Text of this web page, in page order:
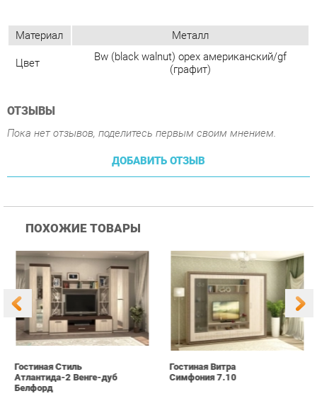
ОТЗЫВЫ
Пока нет отзывов, поделитесь первым своим мнением.
Купить
Гостиная Стиль
Атлантида-2 Венге-дуб
Белфорд
25 190 ₽ Купить
Гостиная Витра
Симфония 7.10
info@office-ekb.ru +7 (343) 383-35-98
КАТАЛОГ ИНФОРМАЦИЯ